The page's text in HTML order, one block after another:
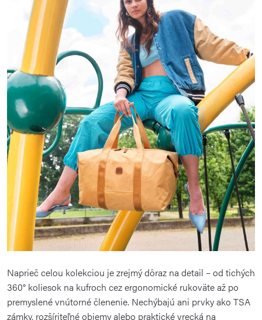
Naprieč celou kolekciou je zrejmý dôraz na detail – od tichých
360° koliesok na kufroch cez ergonomické rukoväte až po
premyslené vnútorné členenie. Nechýbajú ani prvky ako TSA
zámky, rozšíriteľné objemy alebo praktické vrecká na